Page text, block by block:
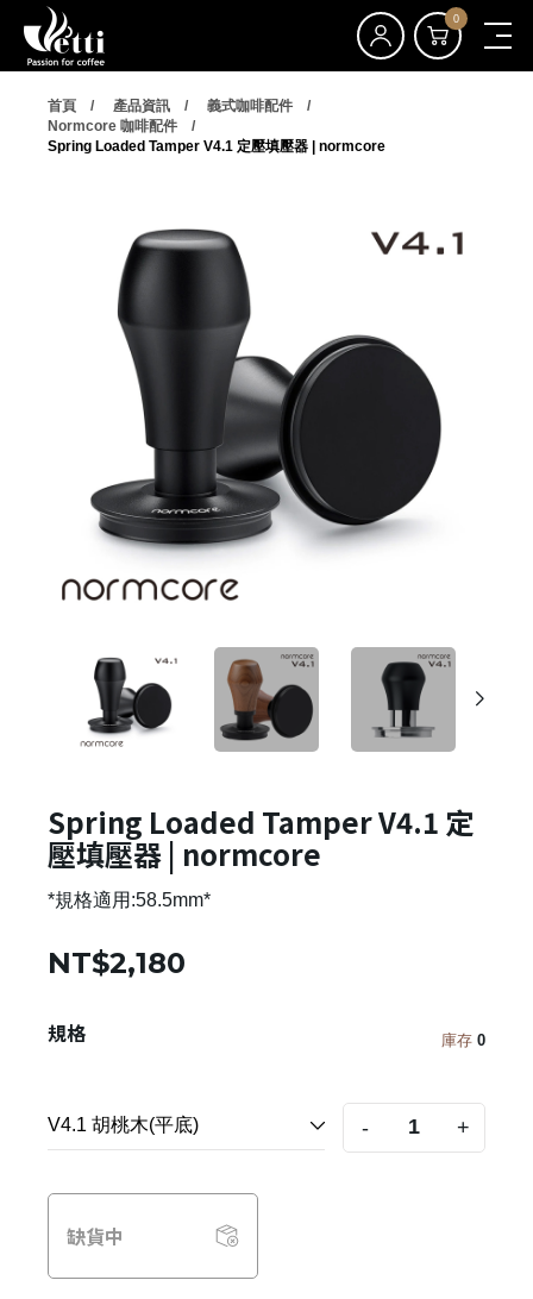
0
首頁 產品資訊
義式咖啡配件
Normcore 咖啡配件
Spring Loaded Tamper V4.1 定壓填壓器 | normcore
Spring Loaded Tamper V4.1 定
壓填壓器 | normcore
*規格適用:58.5mm*
NT$2,180
規格 庫存 0
- +
缺貨中